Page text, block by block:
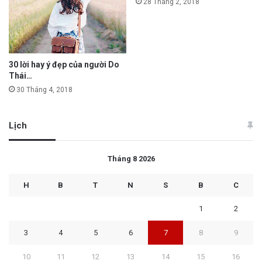
30 lời hay ý đẹp của người Do
Thái…
30 Tháng 4, 2018
Lịch
Tháng 8 2026
H B T N S B C
1 2
3 4 5 6 7 8 9
10 11 12 13 14 15 16